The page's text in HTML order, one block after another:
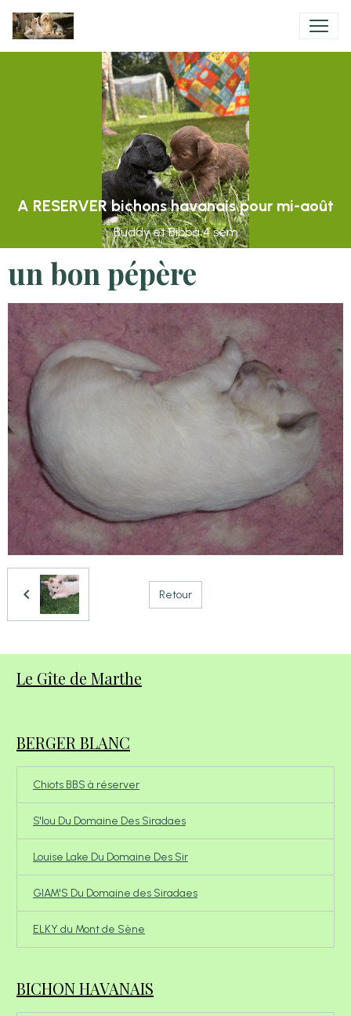
A RESERVER bichons havanais pour mi-août
Buddy et Bibba 4 sem
un bon pépère
Retour
Le Gîte de Marthe
BERGER BLANC
Chiots BBS à réserver
S'lou Du Domaine Des Siradaes
Louise Lake Du Domaine Des Sir
GIAM'S Du Domaine des Siradaes
ELKY du Mont de Sène
BICHON HAVANAIS